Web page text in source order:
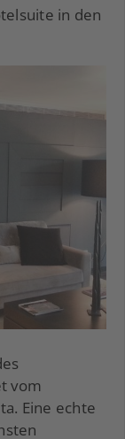
in den
vom
Eine echte